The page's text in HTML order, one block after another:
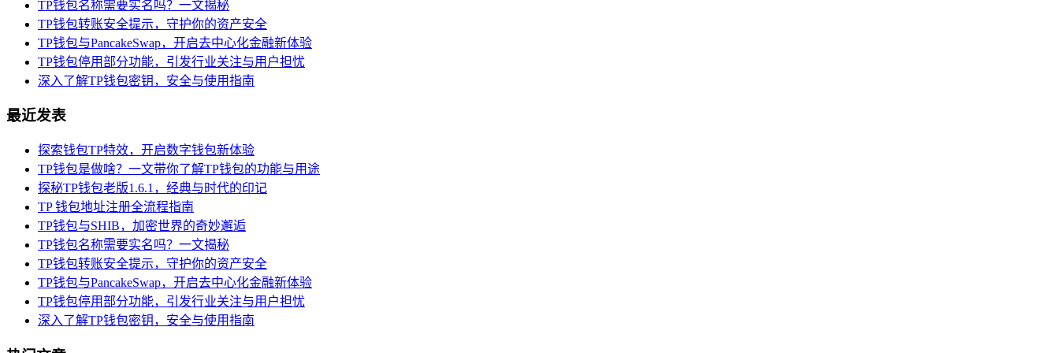
TP钱包名称需要实名吗？一文揭秘
TP钱包转账安全提示，守护你的资产安全
TP钱包与PancakeSwap，开启去中心化金融新体验
TP钱包停用部分功能，引发行业关注与用户担忧
深入了解TP钱包密钥，安全与使用指南
最近发表
探索钱包TP特效，开启数字钱包新体验
TP钱包是做啥？一文带你了解TP钱包的功能与用途
探秘TP钱包老版1.6.1，经典与时代的印记
TP 钱包地址注册全流程指南
TP钱包与SHIB，加密世界的奇妙邂逅
TP钱包名称需要实名吗？一文揭秘
TP钱包转账安全提示，守护你的资产安全
TP钱包与PancakeSwap，开启去中心化金融新体验
TP钱包停用部分功能，引发行业关注与用户担忧
深入了解TP钱包密钥，安全与使用指南